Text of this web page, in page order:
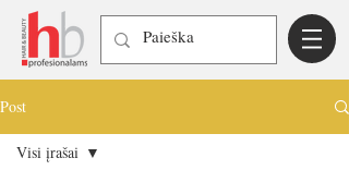
Post
Visi įrašai